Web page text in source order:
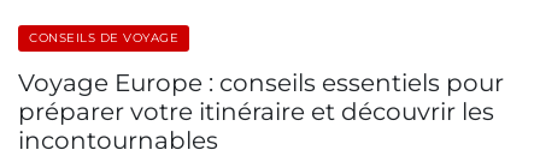
CONSEILS DE VOYAGE
Voyage Europe : conseils essentiels pour
préparer votre itinéraire et découvrir les
incontournables